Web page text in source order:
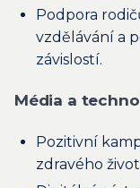
Podpora
vzdělávání a
závislostí.
Média a
Pozitivní
zdravého